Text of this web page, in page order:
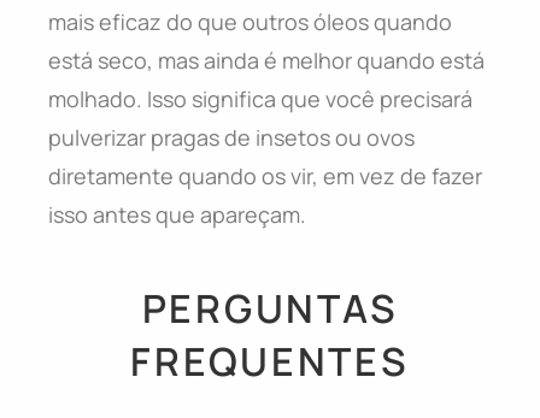
mais eficaz do que outros óleos quando
está seco, mas ainda é melhor quando está
molhado. Isso significa que você precisará
pulverizar pragas de insetos ou ovos
diretamente quando os vir, em vez de fazer
isso antes que apareçam.
PERGUNTAS
FREQUENTES